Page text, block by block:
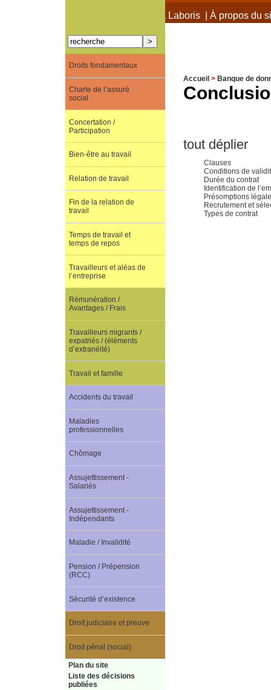
À propos de Terra Laboris| À propos du
Accueil > Banque de
tout déplier
Clauses
Conditions de
Durée du contrat
Identification de
Présomptions
Recrutement et
Types de contrat
Droits fondamentaux
Charte de l’assuré
social
Concertation /
Participation
Bien-être au travail
Relation de travail
Fin de la relation de
travail
Temps de travail et
temps de repos
Travailleurs et aléas de
l’entreprise
Rémunération /
Avantages / Frais
Travailleurs migrants /
expatriés / (éléments
d’extranéité)
Travail et famille
Accidents du travail
Maladies
professionnelles
Chômage
Assujettissement -
Salariés
Assujettissement -
Indépendants
Maladie / Invalidité
Pension / Prépension
(RCC)
Sécurité d’existence
Droit judiciaire et preuve
Droit pénal (social)
Plan du site
Liste des décisions
publiées